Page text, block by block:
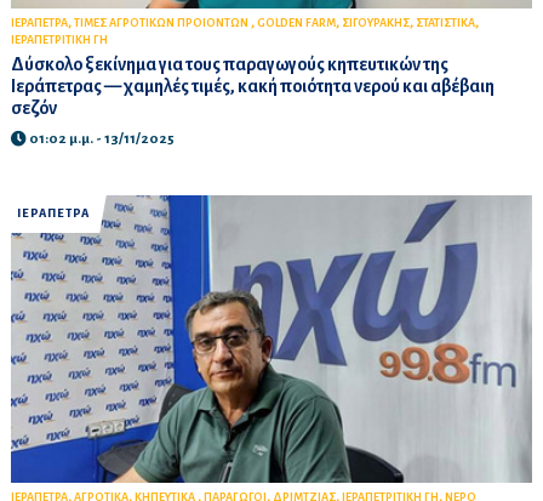
ΙΕΡΑΠΕΤΡΑ, ΤΙΜΕΣ ΑΓΡΟΤΙΚΩΝ ΠΡΟΙΟΝΤΩΝ , GOLDEN FARM, ΣΙΓΟΥΡΑΚΗΣ, ΣΤΑΤΙΣΤΙΚΑ,
ΙΕΡΑΠΕΤΡΙΤΙΚΗ ΓΗ
Δύσκολο ξεκίνημα για τους παραγωγούς κηπευτικών της
Ιεράπετρας — χαμηλές τιμές, κακή ποιότητα νερού και αβέβαιη
σεζόν
01:02 μ.μ. - 13/11/2025
ΙΕΡΑΠΕΤΡΑ
ΙΕΡΑΠΕΤΡΑ, ΑΓΡΟΤΙΚΑ, ΚΗΠΕΥΤΙΚΑ , ΠΑΡΑΓΩΓΟΙ , ΔΡΙΜΤΖΙΑΣ, ΙΕΡΑΠΕΤΡΙΤΙΚΗ ΓΗ , ΝΕΡΟ